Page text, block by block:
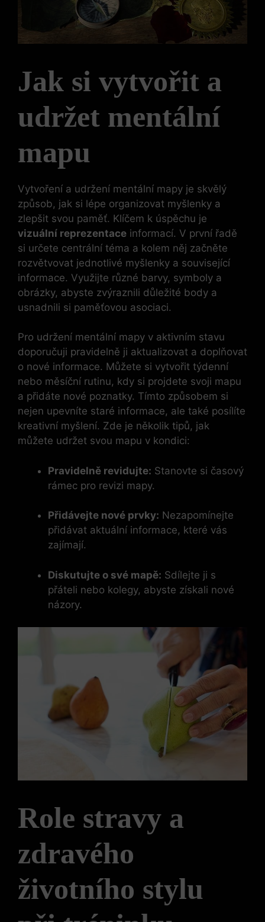
Jak si vytvořit a
udržet mentální
mapu
Vytvoření a udržení mentální mapy je skvělý
způsob, jak si lépe organizovat myšlenky a
zlepšit svou paměť. Klíčem k úspěchu je
vizuální reprezentace informací. V první řadě
si určete centrální téma a kolem něj začněte
rozvětvovat jednotlivé myšlenky a související
informace. Využijte různé barvy, symboly a
obrázky, abyste zvýraznili důležité body a
usnadnili si paměťovou asociaci.
Pro udržení mentální mapy v aktivním stavu
doporučuji pravidelně ji aktualizovat a doplňovat
o nové informace. Můžete si vytvořit týdenní
nebo měsíční rutinu, kdy si projdete svoji mapu
a přidáte nové poznatky. Tímto způsobem si
nejen upevníte staré informace, ale také posílíte
kreativní myšlení. Zde je několik tipů, jak
můžete udržet svou mapu v kondici:
Pravidelně revidujte: Stanovte si časový
rámec pro revizi mapy.
Přidávejte nové prvky: Nezapomínejte
přidávat aktuální informace, které vás
zajímají.
Diskutujte o své mapě: Sdílejte ji s
přáteli nebo kolegy, abyste získali nové
názory.
Role stravy a
zdravého
životního stylu